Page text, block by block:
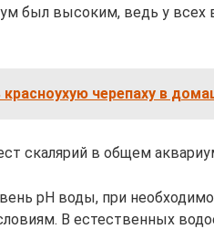
был высоким, ведь у всех
черепаху в
скалярий в общем
рН воды, при
В естественных